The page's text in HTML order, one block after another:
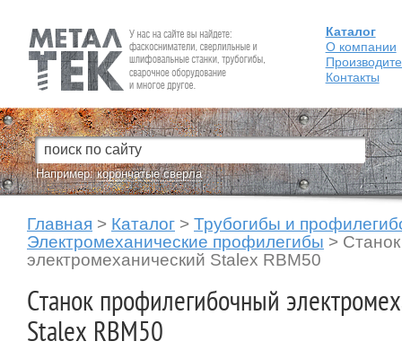
Fein — Профессиональный электроинструмент для обработки
металла.
Каталог
О компании
Контакты
Например:корончатые сверла
Главная > Каталог > Трубогибы и
Электромеханические профилегибы >
электромеханический Stalex RBM50
Станок профилегибочный
Stalex RBM50